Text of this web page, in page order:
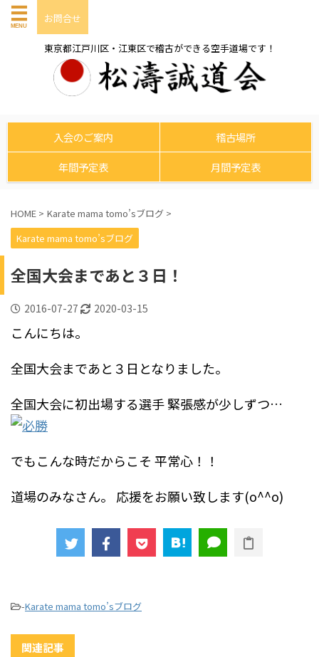
お問合せ
東京都江戸川区・江東区で稽古ができる空手道場です！
入会のご案内
稽古場所
年間予定表
月間予定表
HOME > Karate mama tomo’sブログ >
Karate mama tomo’sブログ
全国大会まであと３日！
2016-07-27 2020-03-15
こんにちは。
全国大会まであと３日となりました。
全国大会に初出場する選手緊張感が少しずつ…
でもこんな時だからこそ 平常心！！
道場のみなさん。
応援をお願い致します(o^^o)
-Karate mama tomo’sブログ
関連記事